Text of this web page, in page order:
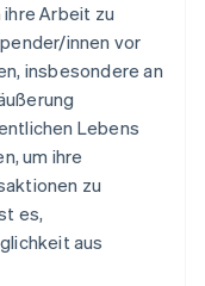
Arbeit zu
innen vor
insbesondere an
Lebens
um ihre
zu
es,
aus